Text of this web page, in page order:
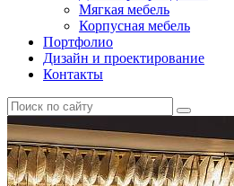
Мягкая мебель
Корпусная мебель
Портфолио
Дизайн и проектирование
Контакты